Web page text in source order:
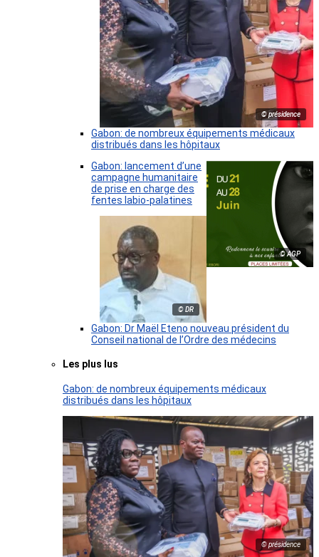
© présidence
Gabon: de nombreux équipements médicaux
distribués dans les hôpitaux
© AGP
Gabon: lancement d’une
campagne humanitaire
de prise en charge des
fentes labio-palatines
© DR
Gabon: Dr Maël Eteno nouveau président du
Conseil national de l’Ordre des médecins
Les plus lus
Gabon: de nombreux équipements médicaux
distribués dans les hôpitaux
© présidence